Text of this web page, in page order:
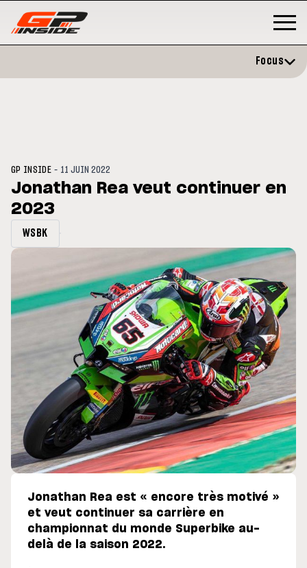
du GP de Grande-
Focus
GP INSIDE - 11 JUIN 2022
Jonathan Rea veut continuer en
2023
WSBK
Jonathan Rea est « encore très motivé »
et veut continuer sa carrière en
championnat du monde Superbike au-
delà de la saison 2022.